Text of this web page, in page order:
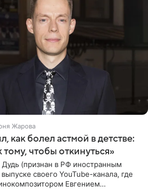
Жарова
как болел астмой в детстве:
чтобы откинуться»
(признан в РФ иностранным
своего YouTube-канала, где
Евгением